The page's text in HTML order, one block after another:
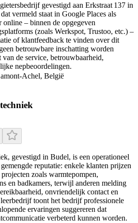
gevestigd aan Erkstraat 137 in
vermeld staat in Google Places als
online – binnen de opgegeven
(zoals Werkspot, Trustoo, etc.) –
of klantfeedback te vinden over dit
betrouwbare inschatting worden
de service, betrouwbaarheid,
nepbeoordelingen.
Achel, België
gevestigd in Budel, is een operationeel
reputatie: enkele klanten prijzen
zoals warmtepompen,
en badkamers, terwijl anderen melding
onvriendelijk contact en
toont het bedrijf professionele
ervaringen suggereren dat
verbeterd kunnen worden.